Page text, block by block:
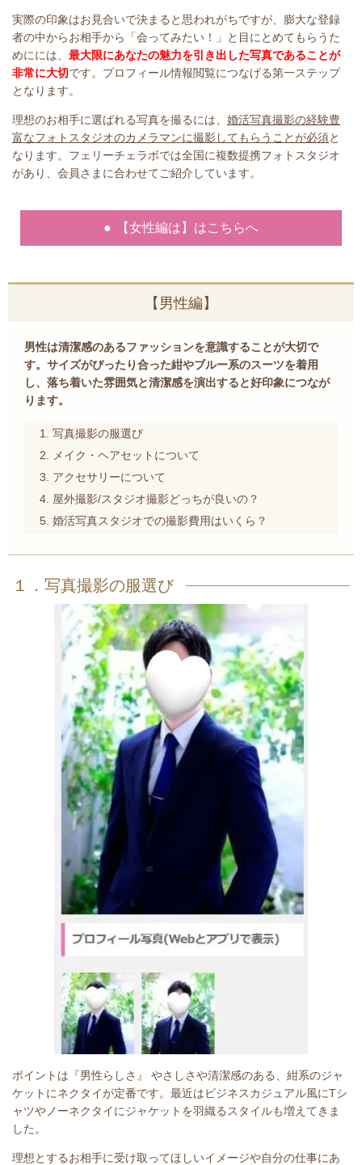
実際の印象はお見合いで決まると思われがちですが、膨大な登録
者の中からお相手から「会ってみたい！」と目にとめてもらうた
めにには、 最大限にあなたの魅力を引き出した写真であることが
非常に大切です。プロフィール情報閲覧につなげる第一ステップ
となります。
理想のお相手に選ばれる写真を撮るには、 婚活写真撮影の経験豊
富なフォトスタジオのカメラマンに撮影してもらうことが必須と
なります。フェリーチェラボでは全国に複数提携フォトスタジオ
があり、会員さまに合わせてご紹介しています。
● 【女性編は】はこちらへ
【男性編】
男性は清潔感のあるファッションを意識することが大切で
す。サイズがぴったり合った紺やブルー系のスーツを着用
し、落ち着いた雰囲気と清潔感を演出すると好印象につなが
ります。
写真撮影の服選び
メイク・ヘアセットについて
アクセサリーについて
屋外撮影/スタジオ撮影どっちが良いの？
婚活写真スタジオでの撮影費用はいくら？
１．写真撮影の服選び
ポイントは『男性らしさ』 やさしさや清潔感のある、紺系のジャ
ケットにネクタイが定番です。最近はビジネスカジュアル風にTシ
ャツやノーネクタイにジャケットを羽織るスタイルも増えてきま
した。
理想とするお相手に受け取ってほしいイメージや自分の仕事にあ